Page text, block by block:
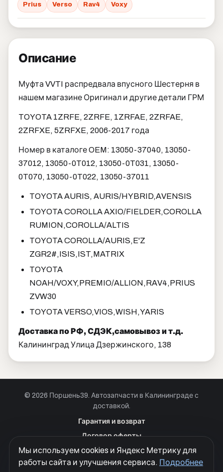
Prius Verso Rav4 Voxy
Описание
Муфта VVTI распредвала впусного Шестерня в
нашем магазине Оригинал и другие детали ГРМ
TOYOTA 1ZRFE, 2ZRFE, 1ZRFAE, 2ZRFAE,
2ZRFXE, 5ZRFXE, 2006-2017 года
Номер в каталоге OEM: 13050-37040, 13050-
37012, 13050-0T012, 13050-0T031, 13050-
0T070, 13050-0T022, 13050-37011
TOYOTA AURIS, AURIS/HYBRID,AVENSIS
TOYOTA COROLLA AXIO/FIELDER,COROLLA
RUMION,COROLLA/ALTIS
TOYOTA COROLLA/AURIS,E'Z
ZGR2#,ISIS,IST,MATRIX
TOYOTA
NOAH/VOXY,PREMIO/ALLION,RAV4,PRIUS
ZVW30
TOYOTA VERSO,VIOS,WISH,YARIS
Доставка по РФ, СДЭК,самовывоз и т.д.
Калининград Улица Дзержинского, 138
© 2026 Поршень39. Автозапчасти в Калининграде с
доставкой.
Гарантия и возврат
Договор оферты
Куки
Политика конфиденциальности
Мы используем cookies и Яндекс Метрику для
работы сайта и улучшения сервиса. Подробнее
+7 901 390 0 390
Позвонить · Красноярск
+7 901 390 0 390